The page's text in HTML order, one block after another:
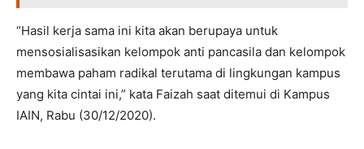
“Hasil kerja sama ini kita akan berupaya untuk
mensosialisasikan kelompok anti pancasila dan kelompok
membawa paham radikal terutama di lingkungan kampus
yang kita cintai ini,” kata Faizah saat ditemui di Kampus
IAIN, Rabu (30/12/2020).